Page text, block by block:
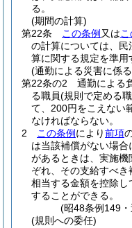
る。
(期間の計算)
第22条
この条例 又は
の計算については、民
算に関する規定を準用
(通勤による災害に係
第22条の2
通勤による
る職員(規則で定める
て、200円をこえない
なければならない。
2
この条例 により前項
は当該補償がない場
があるときは、実施
ぞれ、その支給すべ
相当する金額を控除
することができる。
(昭48条例149
(規則への委任)